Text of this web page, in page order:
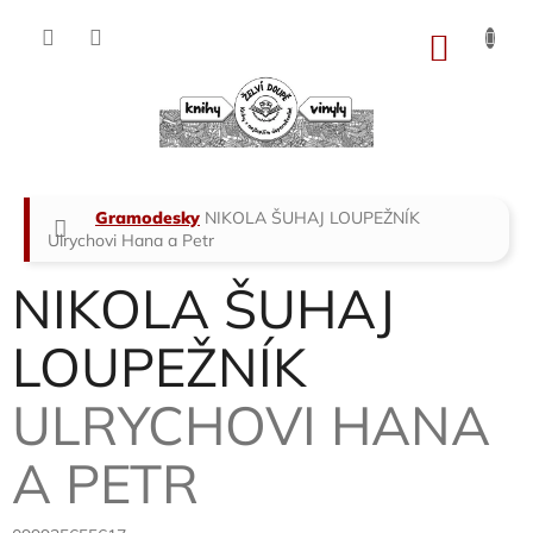
Domů
Gramodesky NIKOLA ŠUHAJ LOUPEŽNÍK
Ulrychovi Hana a Petr
NIKOLA ŠUHAJ
LOUPEŽNÍK
ULRYCHOVI HANA
A PETR